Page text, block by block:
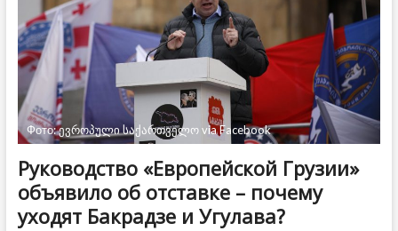
Фото: ევროპული საქართველო via Facebook
Руководство «Европейской Грузии»
объявило об отставке – почему
уходят Бакрадзе и Угулава?